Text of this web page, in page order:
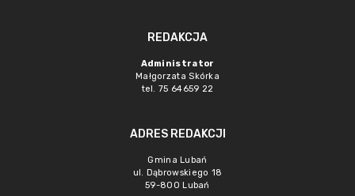
REDAKCJA
Administrator
Małgorzata Skórka
tel. 75 64659 22
ADRES REDAKCJI
Gmina Lubań
ul. Dąbrowskiego 18
59-800 Lubań